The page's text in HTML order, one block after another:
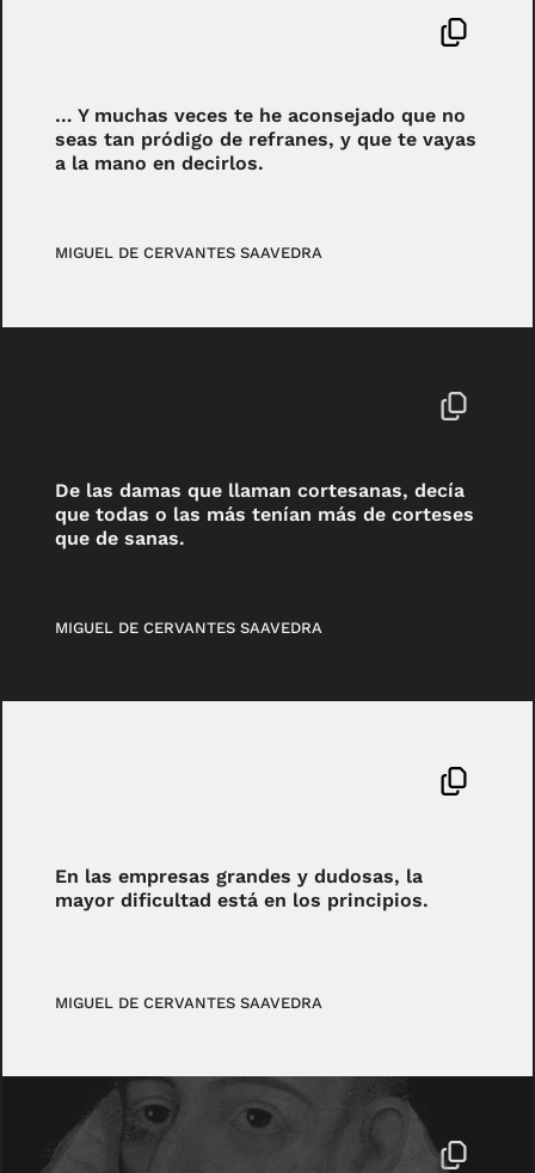
… Y muchas veces te he aconsejado que no
seas tan pródigo de refranes, y que te vayas
a la mano en decirlos.
MIGUEL DE CERVANTES SAAVEDRA
De las damas que llaman cortesanas, decía
que todas o las más tenían más de corteses
que de sanas.
MIGUEL DE CERVANTES SAAVEDRA
En las empresas grandes y dudosas, la
mayor dificultad está en los principios.
MIGUEL DE CERVANTES SAAVEDRA